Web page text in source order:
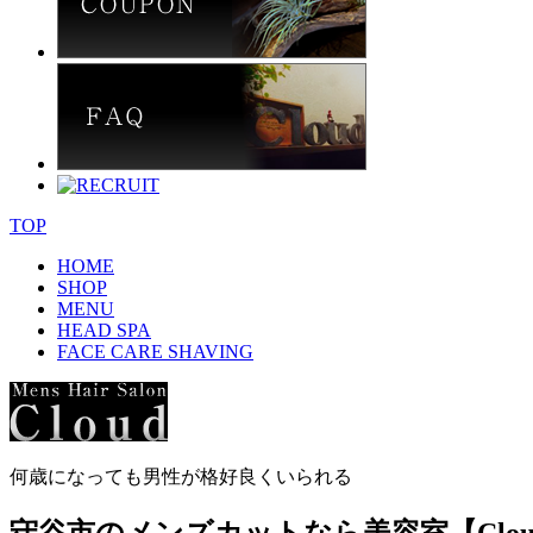
TOP
HOME
SHOP
MENU
HEAD SPA
FACE CARE SHAVING
何歳になっても男性が格好良くいられる